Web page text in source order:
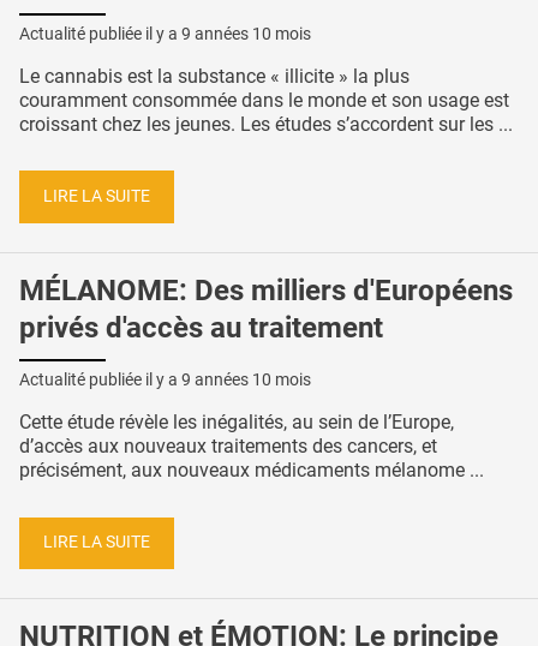
Actualité publiée il y a 9 années 10 mois
Le cannabis est la substance « illicite » la plus
couramment consommée dans le monde et son usage est
croissant chez les jeunes. Les études s’accordent sur les ...
LIRE LA SUITE
MÉLANOME: Des milliers d'Européens
privés d'accès au traitement
Actualité publiée il y a 9 années 10 mois
Cette étude révèle les inégalités, au sein de l’Europe,
d’accès aux nouveaux traitements des cancers, et
précisément, aux nouveaux médicaments mélanome ...
LIRE LA SUITE
NUTRITION et ÉMOTION: Le principe